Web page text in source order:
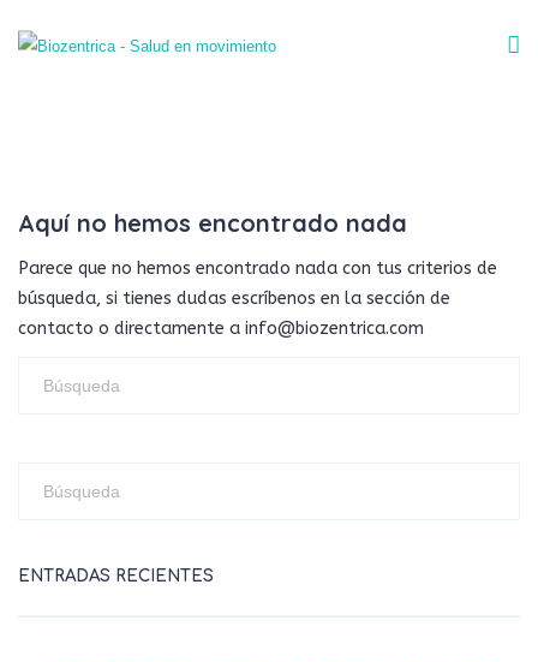
Aquí no hemos encontrado nada
Parece que no hemos encontrado nada con tus criterios de
búsqueda, si tienes dudas escríbenos en la sección de
contacto o directamente a info@biozentrica.com
ENTRADAS RECIENTES